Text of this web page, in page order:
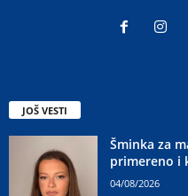
JOŠ VESTI
Šminka za
primereno i
04/08/2026